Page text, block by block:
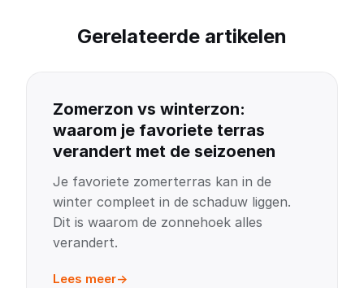
Gerelateerde artikelen
Zomerzon vs winterzon:
waarom je favoriete terras
verandert met de seizoenen
Je favoriete zomerterras kan in de
winter compleet in de schaduw liggen.
Dit is waarom de zonnehoek alles
verandert.
Lees meer